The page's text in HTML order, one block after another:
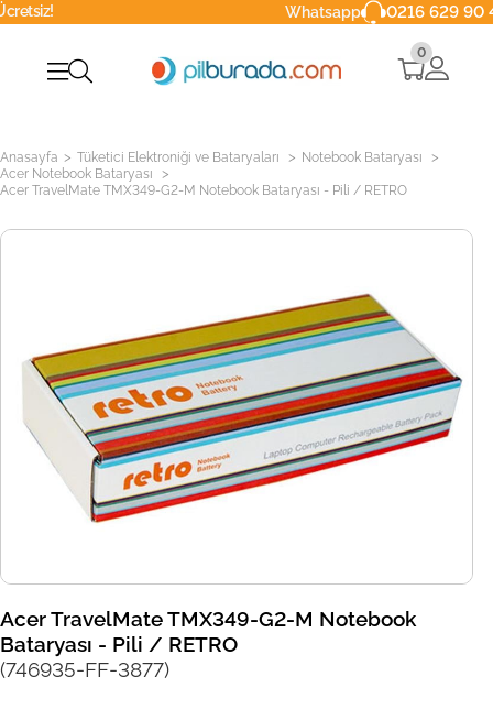
Whatsapp 0216 629 90 40
0
Anasayfa > Tüketici Elektroniği ve Bataryaları > Notebook Bataryası >
Acer Notebook Bataryası >
Acer TravelMate TMX349-G2-M Notebook Bataryası - Pili / RETRO
Acer TravelMate TMX349-G2-M Notebook
Bataryası - Pili / RETRO
(746935-FF-3877)